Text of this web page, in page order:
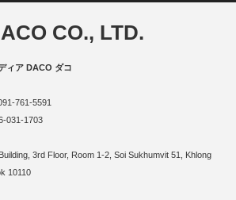
ィア DACO ダコ
761-5591
031-1703
3rd Floor, Room 1-2, Soi Sukhumvit 51, Khlong
10110